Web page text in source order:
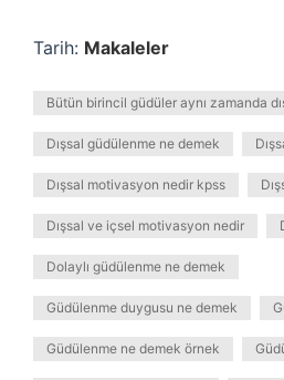
Tarih: Makaleler
Bütün birincil güdüler aynı zamanda
Dışsal güdülenme ne demek
Dışsal motivasyon nedir kpss
Dışsal ve içsel motivasyon nedir
Dolaylı güdülenme ne demek
Güdülenme duygusu ne demek
Güdülenme ne demek örnek